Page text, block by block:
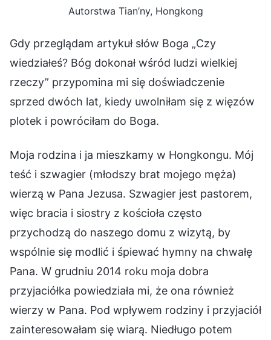
Autorstwa Tian’ny, Hongkong
Gdy przeglądam artykuł słów Boga „Czy
wiedziałeś? Bóg dokonał wśród ludzi wielkiej
rzeczy” przypomina mi się doświadczenie
sprzed dwóch lat, kiedy uwolniłam się z więzów
plotek i powróciłam do Boga.
Moja rodzina i ja mieszkamy w Hongkongu. Mój
teść i szwagier (młodszy brat mojego męża)
wierzą w Pana Jezusa. Szwagier jest pastorem,
więc bracia i siostry z kościoła często
przychodzą do naszego domu z wizytą, by
wspólnie się modlić i śpiewać hymny na chwałę
Pana. W grudniu 2014 roku moja dobra
przyjaciółka powiedziała mi, że ona również
wierzy w Pana. Pod wpływem rodziny i przyjaciół
zainteresowałam się wiarą. Niedługo potem